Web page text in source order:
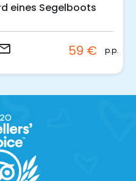
eines Segelboots
59 € p.p.